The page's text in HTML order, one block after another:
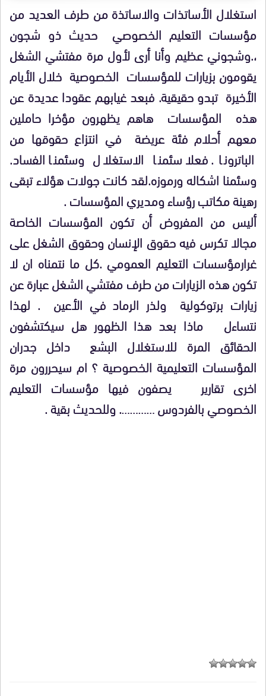
استغلال الأساتذات والاساتذة من طرف العديد من
مؤسسات التعليم الخصوصي حديث ذو شجون
،.وشجوني عظيم وأنا أرى لأول مرة مفتشي الشغل
يقومون بزيارات للمؤسسات الخصوصية خلال الأيام
الأخيرة تبدو حقيقية. فبعد غيابهم عقودا عديدة عن
هذه المؤسسات هاهم يظهرون مؤخرا حاملين
معهم أحلام فئة عريضة في انتزاع حقوقها من
الباترونا . فعلا سئمنا الاستغلال وسئمنا الفساد.
وسئمنا اشكاله ورموزه.لقد كانت جولات هؤلاء تبقى
رهينة مكاتب رؤساء ومديري المؤسسات .
أليس من المفروض أن تكون المؤسسات الخاصة
مجالا تكرس فيه حقوق الإنسان وحقوق الشغل على
غرارمؤسسات التعليم العمومي .كل ما نتمناه ان لا
تكون هذه الزيارات من طرف مفتشي الشغل عبارة عن
زيارات برتوكولية ولذر الرماد في الأعين . لهذا
نتساءل ماذا بعد هذا الظهور هل سيكتشفون
الحقائق المرة للاستغلال البشع داخل جدران
المؤسسات التعليمية الخصوصية ؟ ام سيحررون مرة
اخرى تقارير يصفون فيها مؤسسات التعليم
الخصوصي بالفردوس …………. وللحديث بقية .